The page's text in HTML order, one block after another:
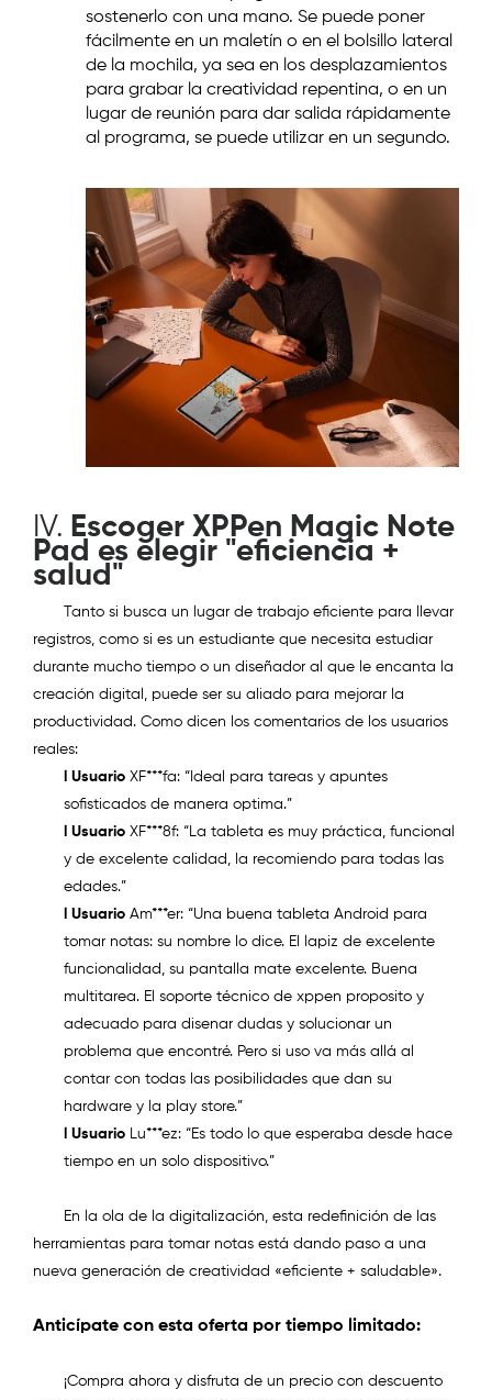
sostenerlo con una mano. Se puede poner
fácilmente en un maletín o en el bolsillo lateral
de la mochila, ya sea en los desplazamientos
para grabar la creatividad repentina, o en un
lugar de reunión para dar salida rápidamente
al programa, se puede utilizar en un segundo.
IV. Escoger XPPen Magic Note
Pad es elegir "eficiencia +
salud"
Tanto si busca un lugar de trabajo eficiente para llevar
registros, como si es un estudiante que necesita estudiar
durante mucho tiempo o un diseñador al que le encanta la
creación digital, puede ser su aliado para mejorar la
productividad. Como dicen los comentarios de los usuarios
reales:
Usuario XF***fa: “ Ideal para tareas y apuntes
sofisticados de manera optima.”
Usuario XF***8f: “La tableta es muy práctica, funcional
y de excelente calidad, la recomiendo para todas las
edades.”
Usuario Am***er: “Una buena tableta Android para
tomar notas: su nombre lo dice. El lapiz de excelente
funcionalidad, su pantalla mate excelente. Buena
multitarea. El soporte técnico de xppen proposito y
adecuado para disenar dudas y solucionar un
problema que encontré. Pero si uso va más allá al
contar con todas las posibilidades que dan su
hardware y la play store.”
Usuario Lu***ez: “Es todo lo que esperaba desde hace
tiempo en un solo dispositivo.”
En la ola de la digitalización, esta redefinición de las
herramientas para tomar notas está dando paso a una
nueva generación de creatividad «eficiente + saludable».
Anticípate con esta oferta por tiempo limitado:
¡Compra ahora y disfruta de un precio con descuento